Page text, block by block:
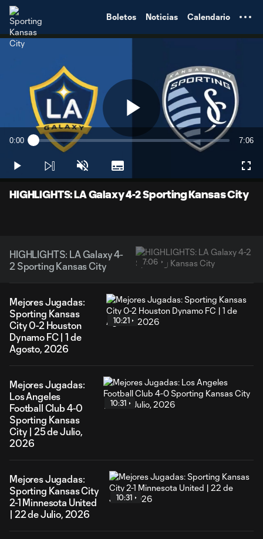
Boletos Noticias Calendario
Play
Video
Current
0:00 Loaded:
2.32%
7:06
Play Unmute Subtitles
HIGHLIGHTS: LA Galaxy 4-2 Sporting Kansas City
HIGHLIGHTS: LA Galaxy 4-
2 Sporting Kansas City
7:06
Mejores Jugadas:
Sporting Kansas
City 0-2 Houston
Dynamo FC | 1 de
Agosto, 2026
10:21
Mejores Jugadas:
Los Angeles
Football Club 4-0
Sporting Kansas
City | 25 de Julio,
2026
10:31
Mejores Jugadas:
Sporting Kansas City
2-1 Minnesota United
| 22 de Julio, 2026
10:31